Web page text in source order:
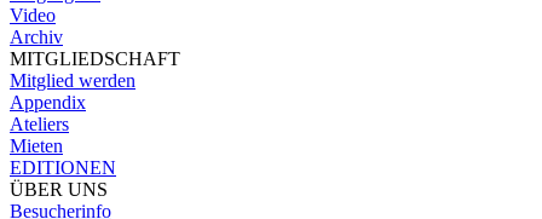
Video
Archiv
MITGLIEDSCHAFT
Mitglied werden
Appendix
Ateliers
Mieten
EDITIONEN
ÜBER UNS
Besucherinfo